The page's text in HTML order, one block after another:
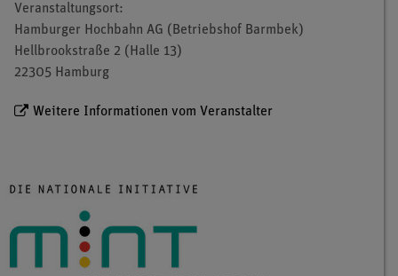
Veranstaltungsort:
Hamburger Hochbahn AG (Betriebshof Barmbek)
Hellbrookstraße 2 (Halle 13)
22305 Hamburg
Weitere Informationen vom Veranstalter